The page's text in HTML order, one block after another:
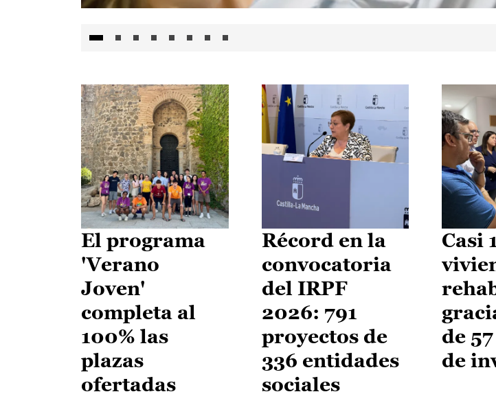
El programa
'Verano
Joven'
completa al
100% las
plazas
ofertadas
Récord en la
convocatoria
del IRPF
2026: 791
proyectos de
336 entidades
sociales
Casi
de
de